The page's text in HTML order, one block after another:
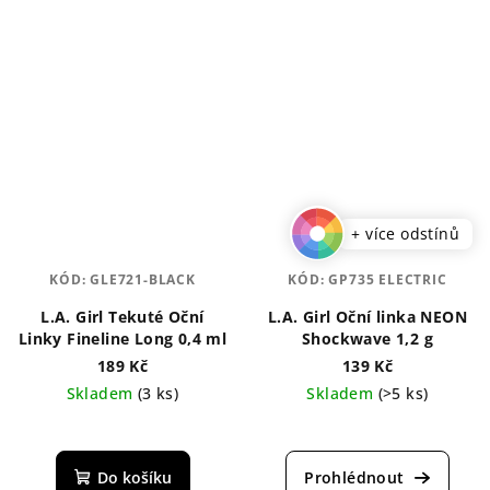
L.A. Girl Tekuté Oční
Linky Fineline Long 0,4 ml
189 Kč
Skladem (3 ks)
Do košíku
KÓD:GLE721-BLACK
+ více odstínů
L.A. Girl Oční linka NEON
Shockwave 1,2 g
139 Kč
Skladem (>5 ks)
hodnocení
produktu
KÓD:GP735 ELECTRIC